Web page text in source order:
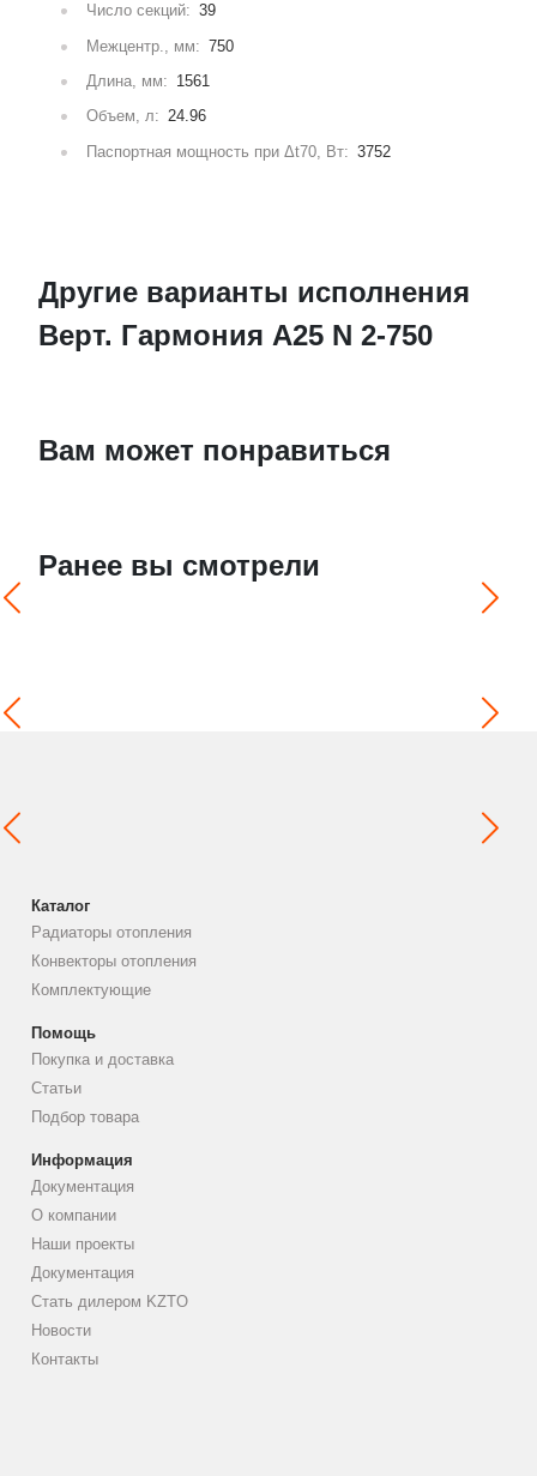
Число секций: 39
Межцентр., мм: 750
Длина, мм: 1561
Объем, л: 24.96
Паспортная мощность при Δt70, Вт: 3752
Другие варианты исполнения
Верт. Гармония А25 N 2-750
Вам может понравиться
Ранее вы смотрели
Каталог
Радиаторы отопления
Конвекторы отопления
Комплектующие
Помощь
Покупка и доставка
Статьи
Подбор товара
Информация
Документация
О компании
Наши проекты
Документация
Стать дилером KZTO
Новости
Контакты